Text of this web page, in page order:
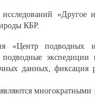
«Другое
КБР.
«Центр подводных
данных, фиксация
многократными